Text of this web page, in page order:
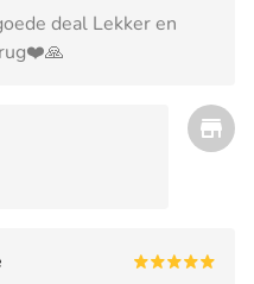
deal Lekker en